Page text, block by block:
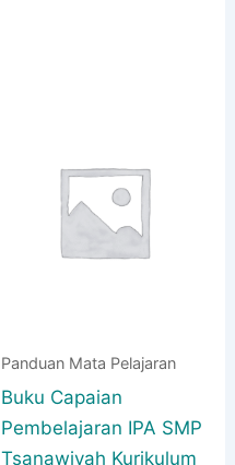
Panduan Mata Pelajaran
Buku Capaian
Pembelajaran IPA SMP
Tsanawiyah Kurikulum